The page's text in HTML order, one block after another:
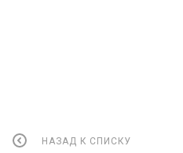
НАЗАД К СПИСКУ